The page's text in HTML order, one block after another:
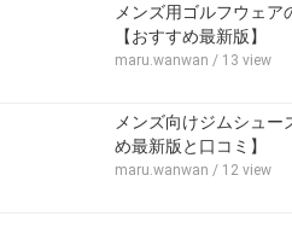
メンズ用ゴルフウェア
【おすすめ最新版】
maru.wanwan / 13 view
メンズ向けジムシュ
め最新版と口コミ】
maru.wanwan / 12 view